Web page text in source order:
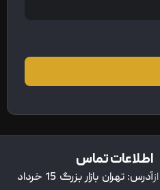
اطلاعات تماس
آدرس: تهران بازار بزرگ 15 خرداد